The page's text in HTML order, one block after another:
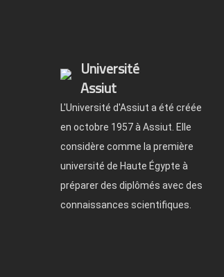
Université
Assiut
L'Université d'Assiut a été créée
en octobre 1957 à Assiut. Elle
considère comme la première
université de Haute Égypte à
préparer des diplômés avec des
connaissances scientifiques.